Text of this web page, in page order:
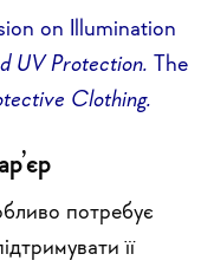
on Illumination
UV Protection. The
Clothing.
потребує
її